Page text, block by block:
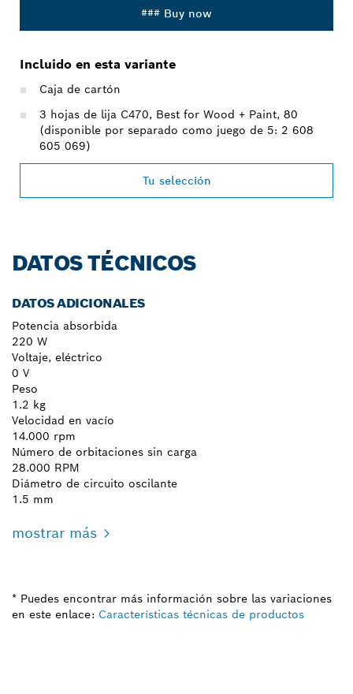
### Buy now
Incluido en esta variante
Caja de cartón
3 hojas de lija C470, Best for Wood + Paint, 80
(disponible por separado como juego de 5: 2 608
605 069)
Tu selección
DATOS TÉCNICOS
DATOS ADICIONALES
Potencia absorbida
220 W
Voltaje, eléctrico
0 V
Peso
1.2 kg
Velocidad en vacío
14.000 rpm
Número de orbitaciones sin carga
28.000 RPM
Diámetro de circuito oscilante
1.5 mm
mostrar más
* Puedes encontrar más información sobre las variaciones
en este enlace: Características técnicas de productos